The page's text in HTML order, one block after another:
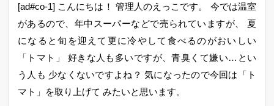
[ad#co-1] こんにちは！ 管理人のえっこです。 今では温室
があるので、年中スーパーなどで売られていますが、 夏
になると旬を迎えて更に冷やして食べるのがおいしい
「トマト」 好きな人も多いですが、青臭くて嫌い…とい
う人も 少なくないですよね？ 気になったので今回は「ト
マト」を取り上げて みたいと思います。